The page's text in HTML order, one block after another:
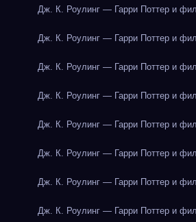
Дж. К. Роулинг — Гарри Поттер и
Дж. К. Роулинг — Гарри Поттер и
Дж. К. Роулинг — Гарри Поттер и
Дж. К. Роулинг — Гарри Поттер и
Дж. К. Роулинг — Гарри Поттер и
Дж. К. Роулинг — Гарри Поттер и
Дж. К. Роулинг — Гарри Поттер и
Дж. К. Роулинг — Гарри Поттер и